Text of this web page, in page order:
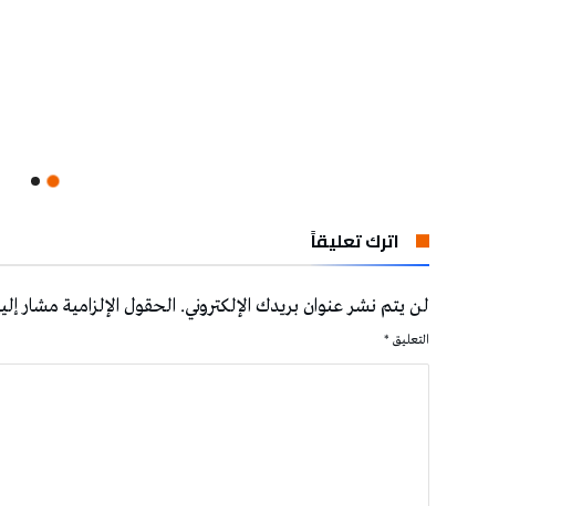
اترك تعليقاً
لن يتم نشر عنوان بريدك الإلكتروني. الحقول الإلزامية مشار
التعليق *